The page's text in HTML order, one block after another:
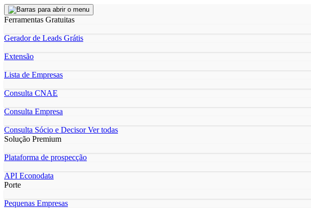
Ferramentas Gratuitas
Gerador de Leads Grátis
Extensão
Lista de Empresas
Consulta CNAE
Consulta Empresa
Consulta Sócio e DecisorVer todas
Solução Premium
Plataforma de prospecção
API Econodata
Porte
Pequenas Empresas